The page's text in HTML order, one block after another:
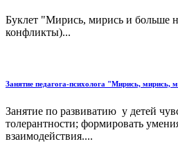
Буклет "Мирись, мирись и больше
конфликты)...
Занятие педагога-психолога "Мирись, мирись,
Занятие по развиватию у детей
толерантности; формировать
взаимодействия....